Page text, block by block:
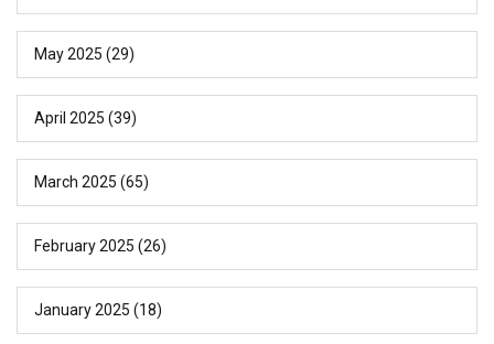
May 2025 (29)
April 2025 (39)
March 2025 (65)
February 2025 (26)
January 2025 (18)